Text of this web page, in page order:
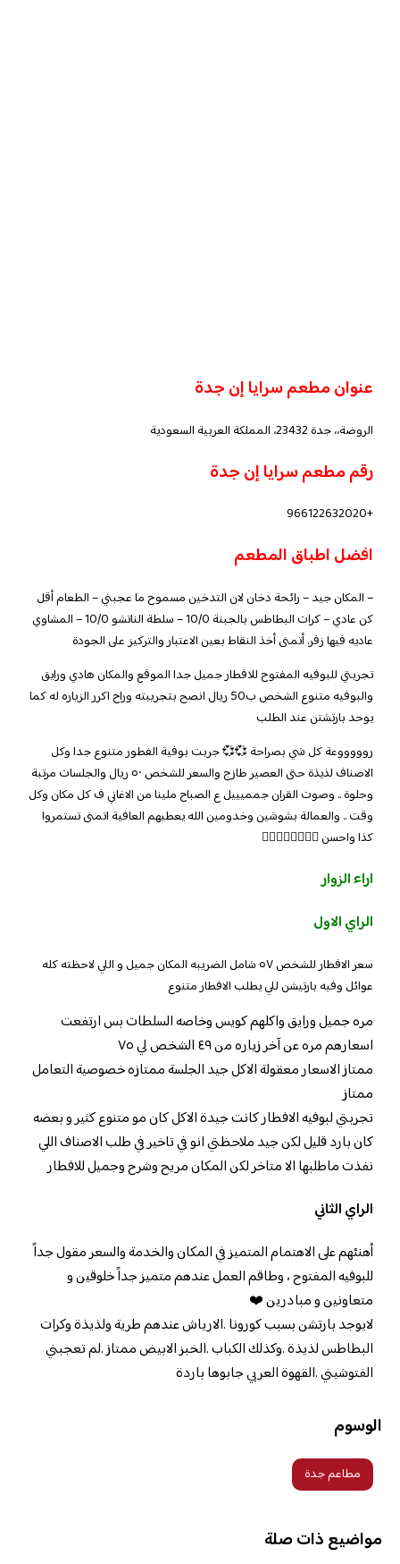
عنوان مطعم سرايا إن جدة
الروضة،، جدة 23432، المملكة العربية السعودية
رقم مطعم سرايا إن جدة
+966122632020
افضل اطباق المطعم
– المكان جيد – رائحة دخان لان التدخين مسموح ما عجبني – الطعام أقل
كن عادي – كرات البطاطس بالجبنة 10/0 – سلطة الناتشو 10/0 – المشاوي
عاديه فيها زفر. أتمنى أخذ النقاط بعين الاعتبار والتركيز على الجودة
تجربتي للبوفيه المفتوح للافطار جميل جدا الموقع والمكان هادي ورايق
والبوفيه متنوع الشخص ب50 ريال انصح بتجريبته وراح اكرر الزياره له كما
يوحد بارتشتن عند الطلب
روووووعة كل شي بصراحة 💞💞 جربت بوفية الفطور متنوع جدا وكل
الاصناف لذيذة حتى العصير طازج والسعر للشخص ٥٠ ريال والجلسات مرتبة
وحلوة .. وصوت القران جمميييل ع الصباح ملينا من الاغاني ف كل مكان وكل
وقت .. والعمالة بشوشين وخدومين الله يعطيهم العافية اتمنى تستمروا
كذا واحسن 👍🏻👍🏻👍🏻👍🏻
اراء الزوار
الراي الاول
سعر الافطار للشخص ٥٧ شامل الضريبه المكان جميل و اللي لاحظته كله
عوائل وفيه بارتيشن للي يطلب الافطار متنوع
مره جميل ورايق واكلهم كويس وخاصه السلطات بس ارتفعت
اسعارهم مره عن آخر زياره من ٤٩ الشخص لي ٧٥
ممتاز الاسعار معقولة الاكل جيد الجلسة ممتازه خصوصية التعامل
ممتاز
تجربتي لبوفيه الافطار كانت جيدة الاكل كان مو متنوع كثير و بعضه
كان بارد قليل لكن جيد ملاحظتي انو في تاخير في طلب الاصناف اللي
نفذت ماطلبها الا متاخر لكن المكان مريح وشرح وجميل للافطار
الراي الثاني
أهنئهم على الاهتمام المتميز في المكان والخدمة والسعر مقول جداً
للبوفيه المفتوح ، وطاقم العمل عندهم متميز جداً خلوقين و
متعاونين و مبادرين ❤️
لايوجد بارتشن بسبب كورونا .الارياش عندهم طرية ولذيذة وكرات
البطاطس لذيذة .وكذلك الكباب .الخبز الابيض ممتاز .لم تعجبني
الفتوشيني .القهوة العربي جابوها باردة
الوسوم
مطاعم جدة
مواضيع ذات صلة